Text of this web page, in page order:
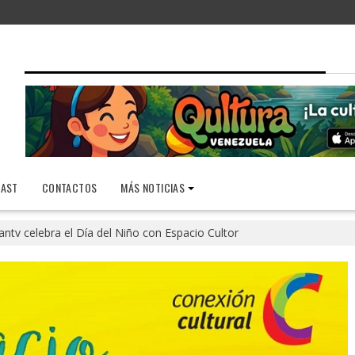
CONTACTOS MÁS NOTICIAS
celebra el Día del Niño con Espacio Cultor